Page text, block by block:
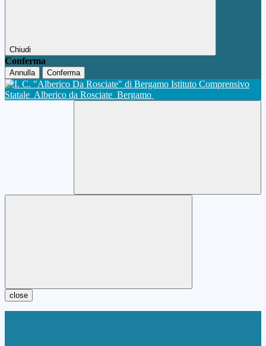
Chiudi
Conferma
Annulla Conferma
Istituto Comprensivo
Statale Alberico da Rosciate Bergamo
close